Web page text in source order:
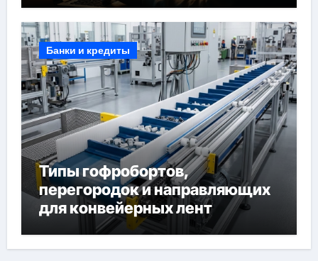
Банки и кредиты
Типы гофробортов,
перегородок и направляющих
для конвейерных лент